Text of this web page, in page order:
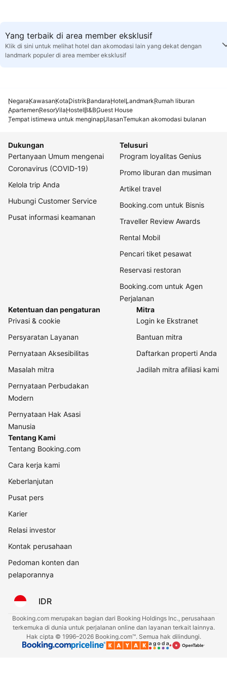
Yang terbaik di area member eksklusif
Klik di sini untuk melihat hotel dan akomodasi lain yang dekat dengan
landmark populer di area member eksklusif
NegaraKawasanKotaDistrikBandaraHotelLandmarkRumah liburan
ApartemenResorVilaHostelB&BGuest House
Tempat istimewa untuk menginapUlasanTemukan akomodasi bulanan
Dukungan
Pertanyaan Umum mengenai
Coronavirus (COVID-19)
Kelola trip Anda
Hubungi Customer Service
Pusat informasi keamanan
Telusuri
Program loyalitas Genius
Promo liburan dan musiman
Artikel travel
Booking.com untuk Bisnis
Traveller Review Awards
Rental Mobil
Pencari tiket pesawat
Reservasi restoran
Booking.com untuk Agen
Perjalanan
Ketentuan dan pengaturan
Privasi & cookie
Persyaratan Layanan
Pernyataan Aksesibilitas
Masalah mitra
Pernyataan Perbudakan
Modern
Pernyataan Hak Asasi
Manusia
Mitra
Login ke Ekstranet
Bantuan mitra
Daftarkan properti Anda
Jadilah mitra afiliasi kami
Tentang Kami
Tentang Booking.com
Cara kerja kami
Keberlanjutan
Pusat pers
Karier
Relasi investor
Kontak perusahaan
Pedoman konten dan
pelaporannya
IDR
Booking.com merupakan bagian dari Booking Holdings Inc., perusahaan
terkemuka di dunia untuk perjalanan online dan layanan terkait lainnya.
Hak cipta © 1996–2026 Booking.com™. Semua hak dilindungi.